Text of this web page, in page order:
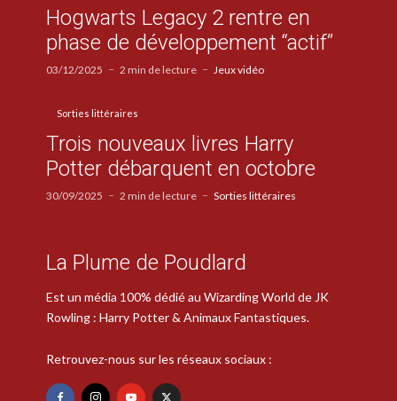
Hogwarts Legacy 2 rentre en
phase de développement “actif”
03/12/2025 2 min de lecture Jeux vidéo
Sorties littéraires
Trois nouveaux livres Harry
Potter débarquent en octobre
30/09/2025 2 min de lecture Sorties littéraires
La Plume de Poudlard
Est un média 100% dédié au Wizarding World de JK
Rowling : Harry Potter & Animaux Fantastiques.
Retrouvez-nous sur les réseaux sociaux :